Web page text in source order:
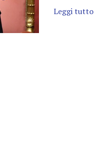
Leggi tutto